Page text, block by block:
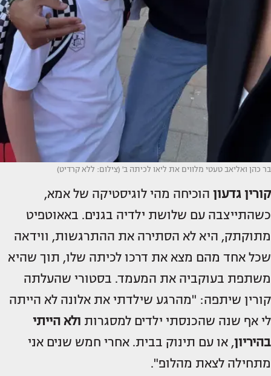
בר כהן ואליאב טעטי מלווים את ליאו לכיתה ב' (צילום: ללא קרדיט)
קורין גדעון הוכיחה מהי לוגיסטיקה של אמא,
כשהתייצבה עם שלושת ילדיה בגנים. באאוטפיט
מתוקתק, היא לא הסתירה את ההתרגשות, ווידאה
שכל אחד מהם מצא את דרכו לכיתה שלו, תוך שהיא
משתפת בעוקביה את המעמד. בסטורי שהעלתה
קורין שיתפה: "מהרגע שילדתי את אלונה לא הייתה
לי אף שנה שהכנסתי ילדים למסגרות ולא הייתי
בהיריון, או עם תינוק בבית. אחרי חמש שנים אני
מתחילה לצאת מהלופ".